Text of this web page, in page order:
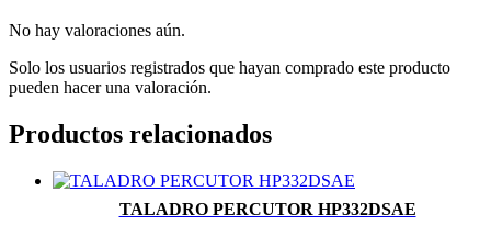
No hay valoraciones aún.
Solo los usuarios registrados que hayan comprado este producto
pueden hacer una valoración.
Productos relacionados
TALADRO PERCUTOR HP332DSAE